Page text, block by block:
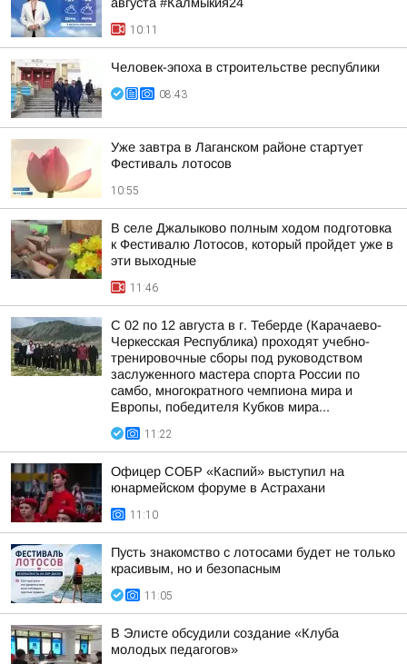
10:11
Человек-эпоха в строительстве республики
08:43
Уже завтра в Лаганском районе стартует
Фестиваль лотосов
10:55
В селе Джалыково полным ходом подготовка
к Фестивалю Лотосов, который пройдет уже в
эти выходные
11:46
С 02 по 12 августа в г. Теберде (Карачаево-
Черкесская Республика) проходят учебно-
тренировочные сборы под руководством
заслуженного мастера спорта России по
самбо, многократного чемпиона мира и
Европы, победителя Кубков мира...
11:22
Офицер СОБР «Каспий» выступил на
юнармейском форуме в Астрахани
11:10
Пусть знакомство с лотосами будет не только
красивым, но и безопасным
11:05
В Элисте обсудили создание «Клуба
молодых педагогов»